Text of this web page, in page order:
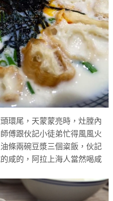
環尾，天蒙蒙亮時，灶膛內
師傅跟伙記小徒弟忙得風風火
條兩碗豆漿三個粢飯，伙記
咸的，阿拉上海人當然喝咸